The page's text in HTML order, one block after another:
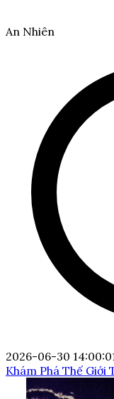
An Nhiên
2026-06-30
Khám Phá Thế Giới